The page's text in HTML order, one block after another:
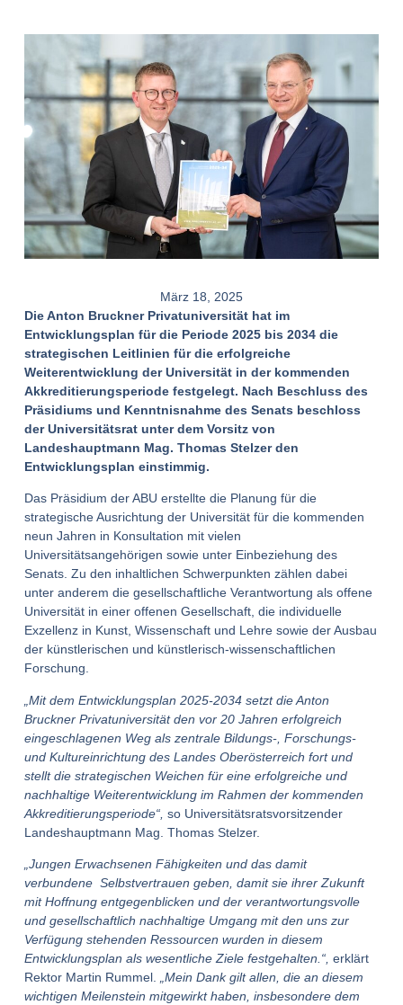
März 18, 2025
Die Anton Bruckner Privatuniversität hat im
Entwicklungsplan für die Periode 2025 bis 2034 die
strategischen Leitlinien für die erfolgreiche
Weiterentwicklung der Universität in der kommenden
Akkreditierungsperiode festgelegt. Nach Beschluss des
Präsidiums und Kenntnisnahme des Senats beschloss
der Universitätsrat unter dem Vorsitz von
Landeshauptmann Mag. Thomas Stelzer den
Entwicklungsplan einstimmig.
Das Präsidium der ABU erstellte die Planung für die
strategische Ausrichtung der Universität für die kommenden
neun Jahren in Konsultation mit vielen
Universitätsangehörigen sowie unter Einbeziehung des
Senats. Zu den inhaltlichen Schwerpunkten zählen dabei
unter anderem die gesellschaftliche Verantwortung als offene
Universität in einer offenen Gesellschaft, die individuelle
Exzellenz in Kunst, Wissenschaft und Lehre sowie der Ausbau
der künstlerischen und künstlerisch-wissenschaftlichen
Forschung.
„Mit dem Entwicklungsplan 2025-2034 setzt die Anton
Bruckner Privatuniversität den vor 20 Jahren erfolgreich
eingeschlagenen Weg als zentrale Bildungs-, Forschungs-
und Kultureinrichtung des Landes Oberösterreich fort und
stellt die strategischen Weichen für eine erfolgreiche und
nachhaltige Weiterentwicklung im Rahmen der kommenden
Akkreditierungsperiode“, so Universitätsratsvorsitzender
Landeshauptmann Mag. Thomas Stelzer.
„Jungen Erwachsenen Fähigkeiten und das damit
verbundene Selbstvertrauen geben, damit sie ihrer Zukunft
mit Hoffnung entgegenblicken und der verantwortungsvolle
und gesellschaftlich nachhaltige Umgang mit den uns zur
Verfügung stehenden Ressourcen wurden in diesem
Entwicklungsplan als wesentliche Ziele festgehalten.“, erklärt
Rektor Martin Rummel.
„Mein Dank gilt allen, die an diesem
wichtigen Meilenstein mitgewirkt haben, insbesondere dem